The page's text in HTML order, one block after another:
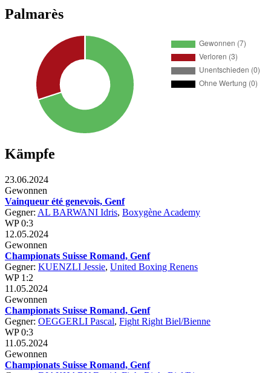
Palmarès
Kämpfe
23.06.2024
Gewonnen
Vainqueur été genevois, Genf
Gegner: AL BARWANI Idris, Boxygène Academy
WP 0:3
12.05.2024
Gewonnen
Championats Suisse Romand, Genf
Gegner: KUENZLI Jessie, United Boxing Renens
WP 1:2
11.05.2024
Gewonnen
Championats Suisse Romand, Genf
Gegner: OEGGERLI Pascal, Fight Right Biel/Bienne
WP 0:3
11.05.2024
Gewonnen
Championats Suisse Romand, Genf